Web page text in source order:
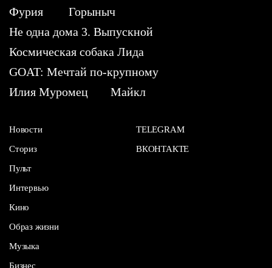
Фурия
Горыныч
Не одна дома 3. Выпускной
Космическая собака Лида
GOAT: Мечтай по-крупному
Илия Муромец
Майкл
Новости
Сториз
Пульт
Интервью
Кино
Образ жизни
Музыка
Бизнес
TELEGRAM
ВКОНТАКТЕ